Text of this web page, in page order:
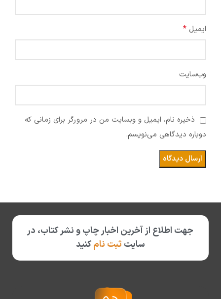
ایمیل *
وب‌سایت
ذخیره نام، ایمیل و وبسایت من در مرورگر برای زمانی که
دوباره دیدگاهی می‌نویسم.
جهت اطلاع از آخرین اخبار چاپ و نشر کتاب، در
سایت ثبت نامکنید